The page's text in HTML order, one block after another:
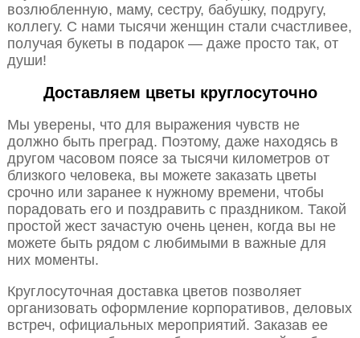
возлюбленную, маму, сестру, бабушку, подругу,
коллегу. С нами тысячи женщин стали счастливее,
получая букеты в подарок — даже просто так, от
души!
Доставляем цветы круглосуточно
Мы уверены, что для выражения чувств не
должно быть преград. Поэтому, даже находясь в
другом часовом поясе за тысячи километров от
близкого человека, вы можете заказать цветы
срочно или заранее к нужному времени, чтобы
порадовать его и поздравить с праздником. Такой
простой жест зачастую очень ценен, когда вы не
можете быть рядом с любимыми в важные для
них моменты.
Круглосуточная доставка цветов позволяет
организовать оформление корпоративов, деловых
встреч, официальных мероприятий. Заказав ее